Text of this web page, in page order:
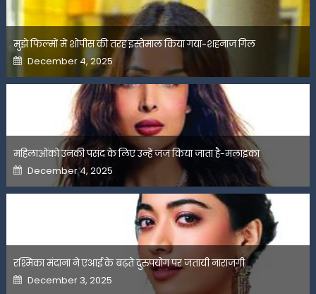
मुझे फिल्मों में शोपीस की तरह इस्तेमाल किया गया-शहनाज गिल
Posted
on
December 4, 2025
महिलाओंको उनकी पसंद के लिए उन्हें जज किया जाता है-मलाइका
Posted
on
December 4, 2025
रश्मिका मंदाना ने एआई के बढ़ते दुरुपयोग पर जतायी नाराजगी
Posted
on
December 3, 2025